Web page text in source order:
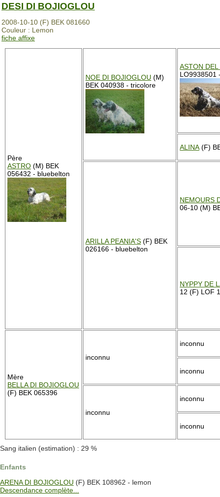
DESI DI BOJIOGLOU
2008-10-10 (F) BEK 081660
Couleur : Lemon
fiche affixe
Père
ASTRO (M) BEK
056432 - bluebelton
NOE DI BOJIOGLOU (M)
BEK 040938 - tricolore
ASTON
LO9938501
ALINA (F)
ARILLA PEANIA'S (F) BEK
026166 - bluebelton
NEMOURS
06-10 (M)
NYPPY DE
12 (F) LOF
Mère
BELLA DI BOJIOGLOU
(F) BEK 065396
inconnu
inconnu
inconnu
inconnu
inconnu
inconnu
Sang italien (estimation) : 29 %
Enfants
ARENA DI BOJIOGLOU (F) BEK 108962 - lemon
Descendance complète...